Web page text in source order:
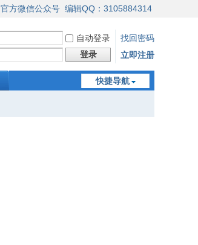
官方微信公众号 编辑QQ：3105884314
自动登录
找回密码
登录 立即注册
快捷导航